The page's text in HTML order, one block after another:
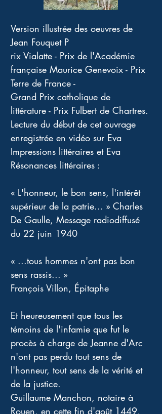
Version illustrée des oeuvres de
Jean Fouquet P
rix Vialatte - Prix de l'Académie
française Maurice Genevoix - Prix
Terre de France -
Grand Prix catholique de
littérature - Prix Fulbert de Chartres.
Lecture du début de cet ouvrage
enregistrée en vidéo sur Eva
Impressions littéraires et Eva
Résonances littéraires :
« L'honneur, le bon sens, l'intérêt
supérieur de la patrie... » Charles
De Gaulle, Message radiodiffusé
du 22 juin 1940
« ...tous hommes n'ont pas bon
sens rassis... »
François Villon, Épitaphe
Et heureusement que tous les
témoins de l'infamie que fut le
procès à charge de Jeanne d'Arc
n'ont pas perdu tout sens de
l'honneur, tout sens de la vérité et
de la justice.
Guillaume Manchon, notaire à
Rouen, en cette fin d'août 1449,